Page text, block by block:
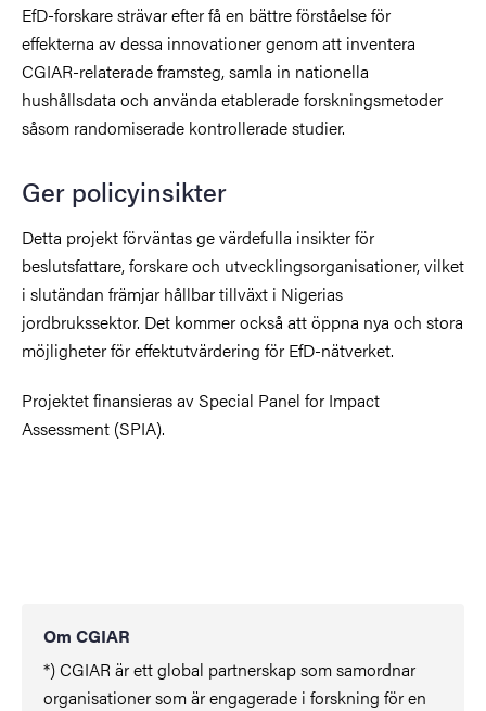
EfD-forskare strävar efter få en bättre förståelse för
effekterna av dessa innovationer genom att inventera
CGIAR-relaterade framsteg, samla in nationella
hushållsdata och använda etablerade forskningsmetoder
såsom randomiserade kontrollerade studier.
Ger policyinsikter
Detta projekt förväntas ge värdefulla insikter för
beslutsfattare, forskare och utvecklingsorganisationer, vilket
i slutändan främjar hållbar tillväxt i Nigerias
jordbrukssektor. Det kommer också att öppna nya och stora
möjligheter för effektutvärdering för EfD-nätverket.
Projektet finansieras av Special Panel for Impact
Assessment (SPIA).
Om CGIAR
*) CGIAR är ett global partnerskap som samordnar
organisationer som är engagerade i forskning för en